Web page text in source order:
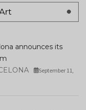
announces its
September 11,